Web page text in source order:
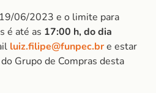
06/2023 e o limite para
é até as 17:00 h, do dia
luiz.filipe@funpec.bre estar
Grupo de Compras desta